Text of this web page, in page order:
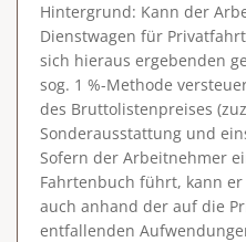
Hintergrund: Kann der
Dienstwagen für
sich hieraus ergebenden
sog. 1 %-Methode
des Bruttolistenpreises
Sonderausstattung und
Sofern der Arbeitnehmer
Fahrtenbuch führt, kann
auch anhand der auf die
entfallenden